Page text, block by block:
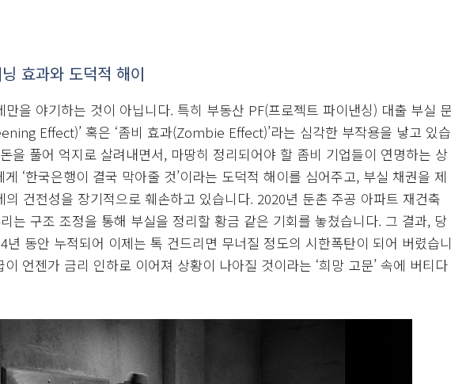
첫째, 외국인 투자자들은 한국 금융 시장에 심각한 문제가 발생했기 때문에 한
심하기 시작했습니다. 이러한 불신은 원화와 한국 국채에 대한 매도 압력으로
둘째, 한국은행의 무제한적인 돈 풀기가 결국 인플레이션을 유발할 것이라는 시
의 물가 상승을 상쇄할 만큼 더 높은 이자를 요구하게 됩니다. 셋째, 한국은행
수 있었지만, 장기 국채는 매입하지 않아 장기 금리 상승을 막지 못하고 있습
리 역설을 만들어내고 있는 것입니다.